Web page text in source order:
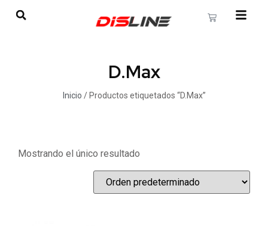
D.Max
Inicio / Productos etiquetados “D.Max”
Mostrando el único resultado